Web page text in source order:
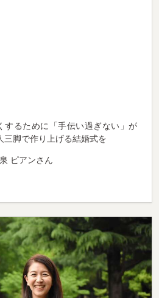
するために「手伝い過ぎない」が
三脚で作り上げる結婚式を
ピアンさん